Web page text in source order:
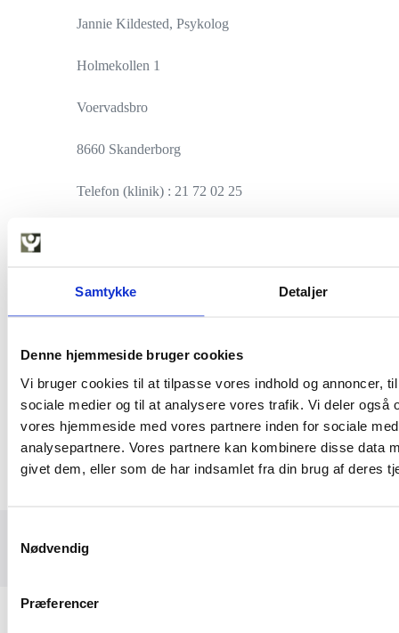
Samtykke Detaljer
Denne hjemmeside bruger cookies
Vi bruger cookies til at tilpasse vores indhold og annoncer,
sociale medier og til at analysere vores trafik. Vi deler også
vores hjemmeside med vores partnere inden for sociale
analysepartnere. Vores partnere kan kombinere disse data
givet dem, eller som de har indsamlet fra din brug af deres
Nødvendig
Præferencer
Jannie Kildested, Psykolog
Holmekollen 1
Voervadsbro
8660 Skanderborg
Telefon (klinik) : 21 72 02 25
Bemærkninger : Arbejder både med børn
Er tilsluttet sygesikringen.